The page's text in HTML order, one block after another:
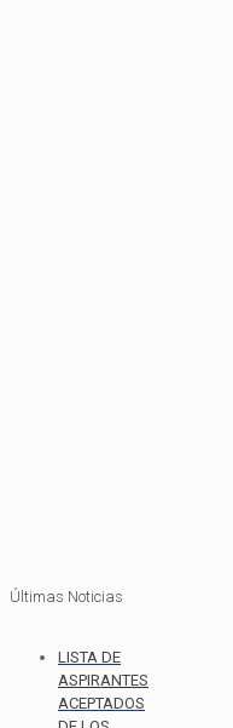
Últimas Noticias
LISTA DE
ASPIRANTES
ACEPTADOS